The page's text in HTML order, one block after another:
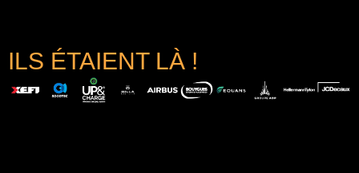
ILS ÉTAIENT LÀ !